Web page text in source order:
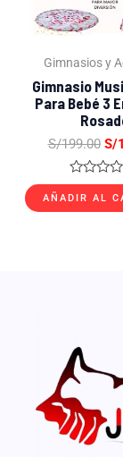
Gimnasios y
Gimnasio
Para Bebé 3
S/199.00 S/
Valorado
con
0
AÑADIR AL